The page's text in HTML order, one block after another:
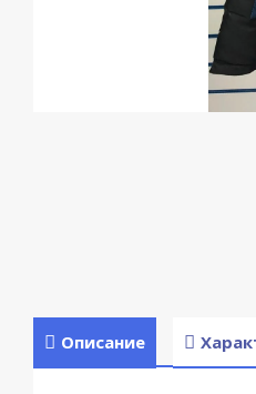
Описание